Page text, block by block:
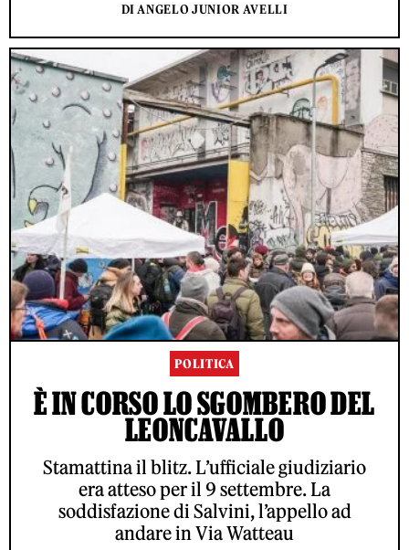
DI ANGELO JUNIOR AVELLI
POLITICA
È IN CORSO LO SGOMBERO DEL
LEONCAVALLO
Stamattina il blitz. L’ufficiale giudiziario
era atteso per il 9 settembre. La
soddisfazione di Salvini, l’appello ad
andare in Via Watteau